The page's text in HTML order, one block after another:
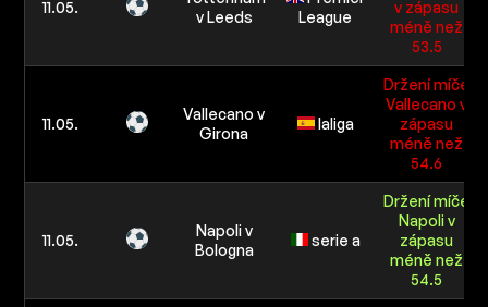
11.05.
v Leeds
League
v zápasu
méně než
53.5
11.05.
Vallecano v
Girona
laliga
Držení míče
Vallecano v
zápasu
méně než
54.6
11.05.
Napoli v
Bologna
serie a
Držení míče
Napoli v
zápasu
méně než
54.5